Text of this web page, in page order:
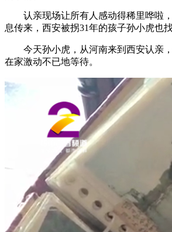
认亲现场让所有人感动得稀里哗啦，
息传来，西安被拐31年的孩子孙小虎也
今天孙小虎，从河南来到西安认亲，
在家激动不已地等待。